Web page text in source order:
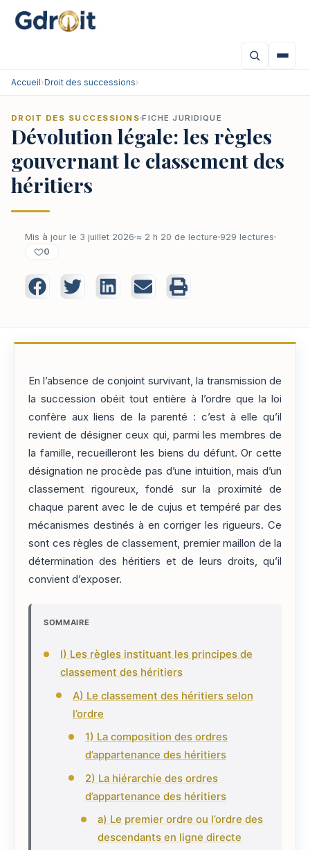
Accueil›Droit des successions›
DROIT DES SUCCESSIONS FICHE JURIDIQUE
Dévolution légale: les règles
gouvernant le classement des
héritiers
Mis à jour le 3 juillet 2026 ≈ 2 h 20 de lecture 929 lectures
0
En l’absence de conjoint survivant, la transmission de
la succession obéit tout entière à l’ordre que la loi
confère aux liens de la parenté : c’est à elle qu’il
revient de désigner ceux qui, parmi les membres de
la famille, recueilleront les biens du défunt. Or cette
désignation ne procède pas d’une intuition, mais d’un
classement rigoureux, fondé sur la proximité de
chaque parent avec le de cujus et tempéré par des
mécanismes destinés à en corriger les rigueurs. Ce
sont ces règles de classement, premier maillon de la
détermination des héritiers et de leurs droits, qu’il
convient d’exposer.
SOMMAIRE
I) Les règles instituant les principes de
classement des héritiers
A) Le classement des héritiers selon
l’ordre
1) La composition des ordres
d’appartenance des héritiers
2) La hiérarchie des ordres
d’appartenance des héritiers
a) Le premier ordre ou l’ordre des
descendants en ligne directe